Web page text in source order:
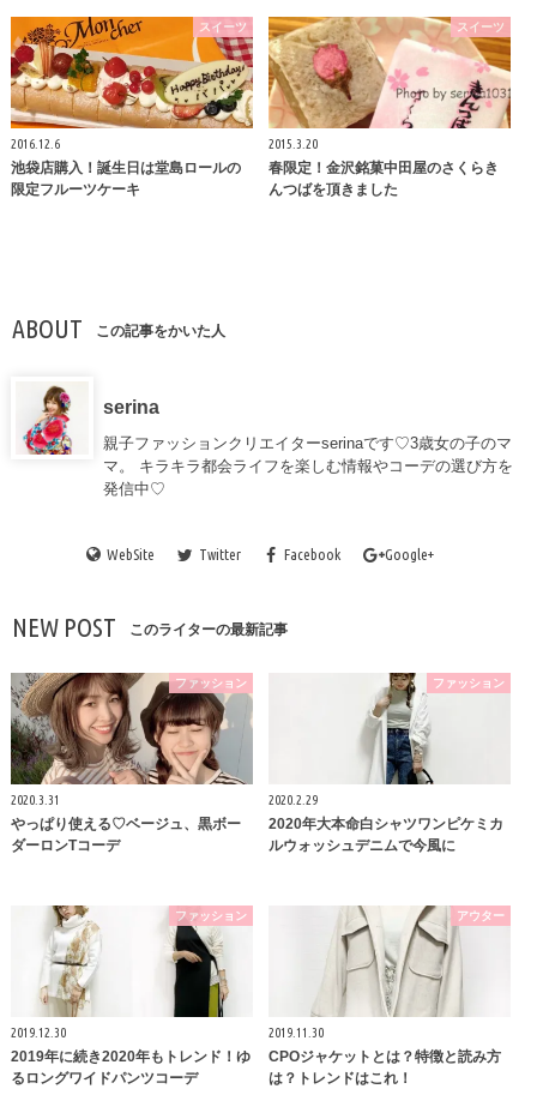
スイーツ
2016.12.6
池袋店購入！誕生日は堂島ロールの
限定フルーツケーキ
スイーツ
2015.3.20
春限定！金沢銘菓中田屋のさくらき
んつばを頂きました
ABOUT この記事をかいた人
serina
親子ファッションクリエイターserinaです♡3歳女の子のマ
マ。 キラキラ都会ライフを楽しむ情報やコーデの選び方を
発信中♡
WebSite Twitter Facebook Google+
NEW POST このライターの最新記事
ファッション
2020.3.31
やっぱり使える♡ベージュ、黒ボー
ダーロンTコーデ
ファッション
2020.2.29
2020年大本命白シャツワンピケミカ
ルウォッシュデニムで今風に
ファッション
2019.12.30
2019年に続き2020年もトレンド！ゆ
るロングワイドパンツコーデ
アウター
2019.11.30
CPOジャケットとは？特徴と読み方
は？トレンドはこれ！